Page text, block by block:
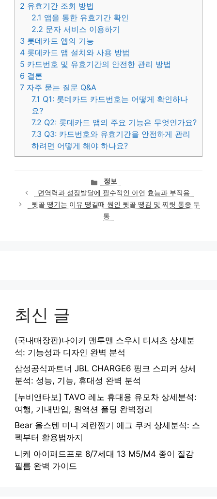
2 유효기간 조회 방법
2.1 앱을 통한 유효기간 확인
2.2 문자 서비스 이용하기
3 롯데카드 앱의 기능
4 롯데카드 앱 설치와 사용 방법
5 카드번호 및 유효기간의 안전한 관리 방법
6 결론
7 자주 묻는 질문 Q&A
7.1 Q1: 롯데카드 카드번호는 어떻게 확인하나
요?
7.2 Q2: 롯데카드 앱의 주요 기능은 무엇인가요?
7.3 Q3: 카드번호와 유효기간을 안전하게 관리
하려면 어떻게 해야 하나요?
카
테
고
리
정보
면역력과 성장발달에 필수적인 아연 효능과 부작용
뒷골 땡기는 이유 땡길때 원인 뒷골 땡김 및 찌릿 통증 두
통
최신 글
(국내매장판)나이키 맨투맨 스우시 티셔츠 상세분
석: 기능성과 디자인 완벽 분석
삼성공식파트너 JBL CHARGE6 핑크 스피커 상세
분석: 성능, 기능, 휴대성 완벽 분석
[누비앤타보] TAVO 레노 휴대용 유모차 상세분석:
여행, 기내반입, 원액션 폴딩 완벽정리
Bear 올스텐 미니 계란찜기 에그 쿠커 상세분석: 스
펙부터 활용법까지
니케 아이패드프로 8/7세대 13 M5/M4 종이 질감
필름 완벽 가이드